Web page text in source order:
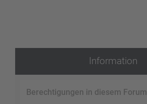
Information
Berechtigungen in diesem Forum